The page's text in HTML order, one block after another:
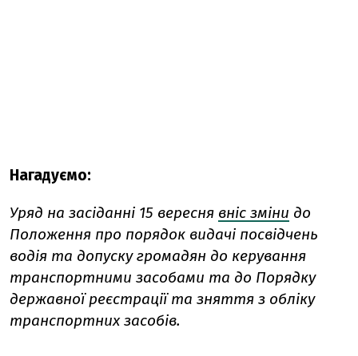
Нагадуємо:
Уряд на засіданні 15 вересня вніс зміни до
Положення про порядок видачі посвідчень
водія та допуску громадян до керування
транспортними засобами та до Порядку
державної реєстрації та зняття з обліку
транспортних засобів.